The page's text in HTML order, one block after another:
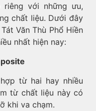
riêng với những ưu,
chất liệu. Dưới đây
Văn Thù Phổ Hiền
nhất hiện nay:
từ hai hay nhiều
từ chất liệu này có
khi va chạm.